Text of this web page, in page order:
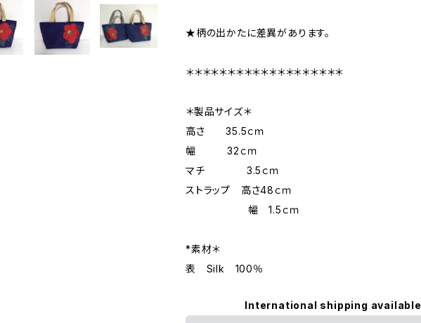
★柄の出かたに差異があります。
＊＊＊＊＊＊＊＊＊＊＊＊＊＊＊＊＊＊＊
＊製品サイズ＊
高さ 35.5ｃｍ
幅 32ｃｍ
マチ 3.5ｃｍ
ストラップ 高さ48ｃｍ
幅 1.5ｃｍ
*素材＊
表 Silk 100％
International shipping available